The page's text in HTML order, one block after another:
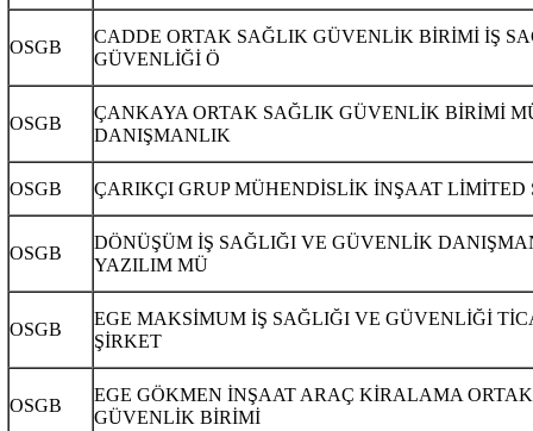
OSGB
CADDE ORTAK SAĞLIK GÜVENLİK BİRİMİ İŞ
GÜVENLİĞİ Ö
OSGB
ÇANKAYA ORTAK SAĞLIK GÜVENLİK BİRİMİ
DANIŞMANLIK
OSGB ÇARIKÇI GRUP MÜHENDİSLİK İNŞAAT LİMİTED
OSGB
DÖNÜŞÜM İŞ SAĞLIĞI VE GÜVENLİK
YAZILIM MÜ
OSGB
EGE MAKSİMUM İŞ SAĞLIĞI VE GÜVENLİĞİ
ŞİRKET
OSGB
EGE GÖKMEN İNŞAAT ARAÇ KİRALAMA
GÜVENLİK BİRİMİ